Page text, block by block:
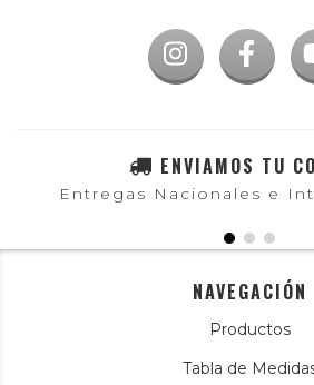
ENVIAMOS TU
Entregas Nacionales e
NAVEGACIÓN
Productos
Tabla de